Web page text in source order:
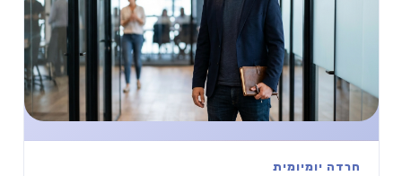
חרדה יומיומית